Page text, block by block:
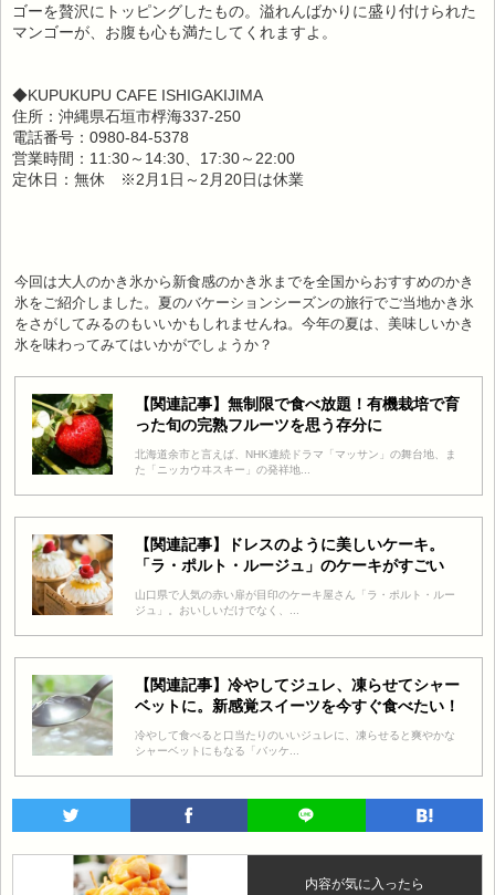
ゴーを贅沢にトッピングしたもの。溢れんばかりに盛り付けられた
マンゴーが、お腹も心も満たしてくれますよ。
◆KUPUKUPU CAFE ISHIGAKIJIMA
住所：沖縄県石垣市桴海337-250
電話番号：0980-84-5378
営業時間：11:30～14:30、17:30～22:00
定休日：無休 ※2月1日～2月20日は休業
今回は大人のかき氷から新食感のかき氷までを全国からおすすめのかき
氷をご紹介しました。夏のバケーションシーズンの旅行でご当地かき氷
をさがしてみるのもいいかもしれませんね。今年の夏は、美味しいかき
氷を味わってみてはいかがでしょうか？
【関連記事】無制限で食べ放題！有機栽培で育
った旬の完熟フルーツを思う存分に
北海道余市と言えば、NHK連続ドラマ「マッサン」の舞台地、ま
た「ニッカウヰスキー」の発祥地...
【関連記事】ドレスのように美しいケーキ。
「ラ・ポルト・ルージュ」のケーキがすごい
山口県で人気の赤い扉が目印のケーキ屋さん「ラ・ポルト・ルー
ジュ」。おいしいだけでなく、...
【関連記事】冷やしてジュレ、凍らせてシャー
ベットに。新感覚スイーツを今すぐ食べたい！
冷やして食べると口当たりのいいジュレに、凍らせると爽やかな
シャーベットにもなる「バッケ...
内容が気に入ったら